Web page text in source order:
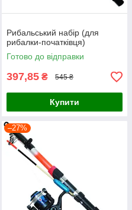
Рибальський набір (для
рибалки-початківця)
Готово до відправки
397,85 ₴ 545 ₴
Купити
–27%